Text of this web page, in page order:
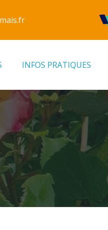
INFOS PRATIQUES